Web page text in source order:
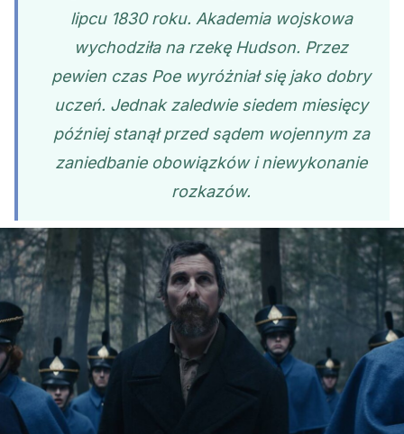
lipcu 1830 roku. Akademia wojskowa
wychodziła na rzekę Hudson. Przez
pewien czas Poe wyróżniał się jako dobry
uczeń. Jednak zaledwie siedem miesięcy
później stanął przed sądem wojennym za
zaniedbanie obowiązków i niewykonanie
rozkazów.